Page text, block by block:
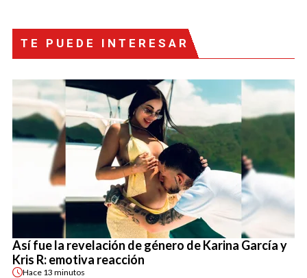
TE PUEDE INTERESAR
Así fue la revelación de género de Karina García y
Kris R: emotiva reacción
Hace 13 minutos